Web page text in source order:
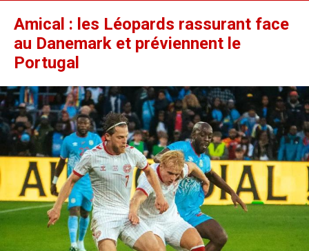
Amical : les Léopards rassurant face
au Danemark et préviennent le
Portugal